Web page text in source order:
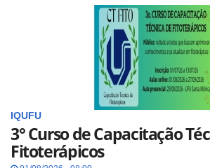
IQUFU
3° Curso de Capacitação
Fitoterápicos